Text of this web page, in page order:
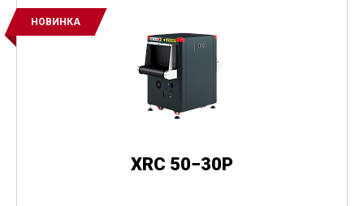
НОВИНКА
XRC 50−30P